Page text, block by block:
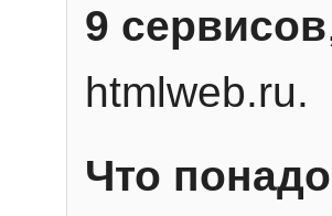
9 сервисов
htmlweb.ru.
Что